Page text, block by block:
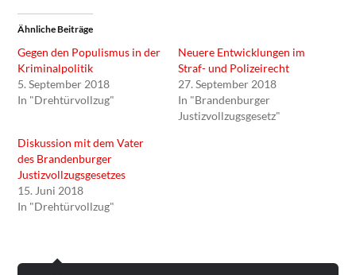
Ähnliche Beiträge
Gegen den Populismus in der
Kriminalpolitik
5. September 2018
In "Drehtürvollzug"
Neuere Entwicklungen im
Straf- und Polizeirecht
27. September 2018
In "Brandenburger
Justizvollzugsgesetz"
Diskussion mit dem Vater
des Brandenburger
Justizvollzugsgesetzes
15. Juni 2018
In "Drehtürvollzug"